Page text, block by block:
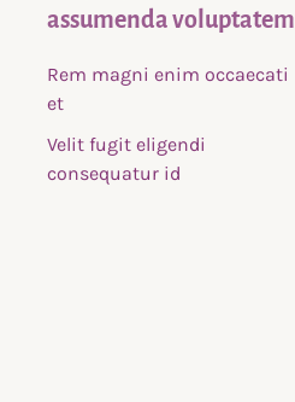
assumenda voluptatem
Rem magni enim occaecati
et
Velit fugit eligendi
consequatur id